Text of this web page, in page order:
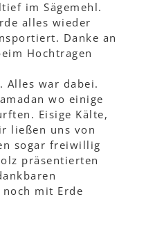
im Sägemehl.
alles wieder
Danke an
Hochtragen
Alles war dabei.
wo einige
Eisige Kälte,
ließen uns von
sogar freiwillig
präsentierten
mit Erde